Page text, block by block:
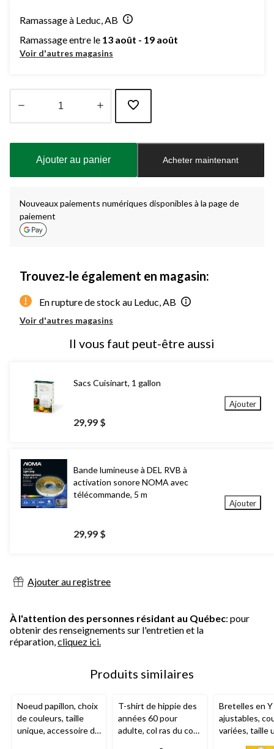
Ramassage à Leduc, AB
Ramassage entre le 13 août - 19 août
Voir d'autres magasins
à
Ajouter au panier Acheter maintenant
Nouveaux paiements numériques disponibles à la page de
paiement
Trouvez-le également en magasin:
En rupture de stock au Leduc, AB
Voir d'autres magasins
Il vous faut peut-être aussi
Sacs Cuisinart, 1 gallon
29,99 $
Ajouter
Bande lumineuse à DEL RVB à
activation sonore NOMA avec
télécommande, 5 m
29,99 $
Ajouter
Ajouter au registree
À l'attention des personnes résidant au Québec: pour
obtenir des renseignements sur l'entretien et la
réparation,cliquez ici.
Produits similaires
Noeud papillon, choix
de couleurs, taille
unique, accessoire de
T-shirt de hippie des
années 60 pour
adulte, col ras du cou
Bretelles en Y
ajustables,
variées, taille